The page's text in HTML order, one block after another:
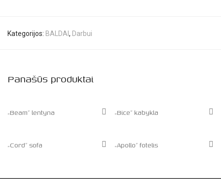
Kategorijos: BALDAI , Darbui
Panašūs produktai
„Beam” lentyna „Bice” kabykla
„Cord” sofa „Apollo” fotelis